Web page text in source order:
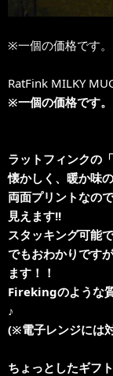
※一個の価格です。
RatFink MILKY
※一個の価格です。
ラットフィンクの
懐かしく、暖か味
両面プリントなの
見えます!!
スタッキング可能
でもおわかりです
ます！！
Firekingのような
♪
(※電子レンジには
ちょっとしたギフ